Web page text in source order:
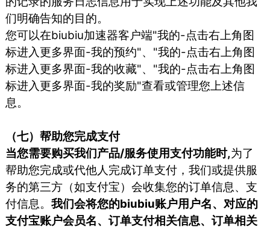
们明确告知的目的。
您可以在biubiu加速器客户端"我的-点击右上角图
标进入更多界面-我的预约"、"我的-点击右上角图
标进入更多界面-我的收藏"、"我的-点击右上角图
标进入更多界面-我的奖励"查看或管理您上述信
息。
（七）帮助您完成支付
当您需要购买我们产品/服务使用支付功能时,为了
帮助您完成或代他人完成订单支付，我们或提供服
务的第三方（如支付宝）会收集您的订单信息、支
付信息。我们会将您的biubiu账户用户名、对应的
支付宝账户会员名、订单支付相关信息、订单相关